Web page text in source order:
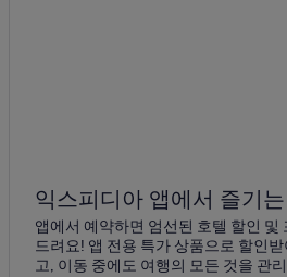
보카다세 호텔
파르키 디 네르비 근처 호텔
제노아 포트 센터 근처 호텔
익스피디아 앱에서 즐기
앱에서 예약하면 엄선된 호텔 할인 및
드려요! 앱 전용 특가 상품으로 할인
고, 이동 중에도 여행의 모든 것을 관